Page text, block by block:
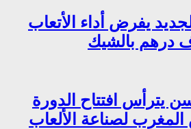
يفرض أداء الأتعاب
يترأس افتتاح الدورة
المغرب لصناعة الألعاب